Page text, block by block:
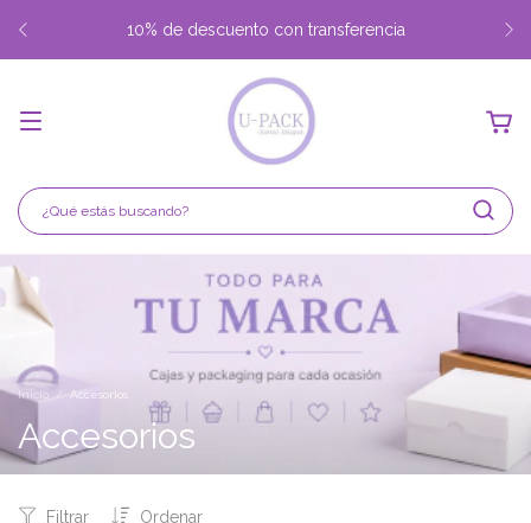
Aires
Inicio / Accesorios
Accesorios
Ordenar
Filtrar